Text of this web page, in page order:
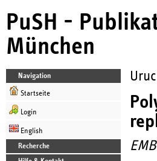
PuSH -
München
Navigation
Startseite
Login
English
Recherche